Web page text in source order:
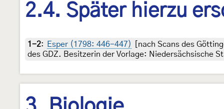
2.4. Später hierzu
1-2: Esper (1798: 446-447)
[nach Scans des
des GDZ. Besitzerin der Vorlage: Niedersächsische